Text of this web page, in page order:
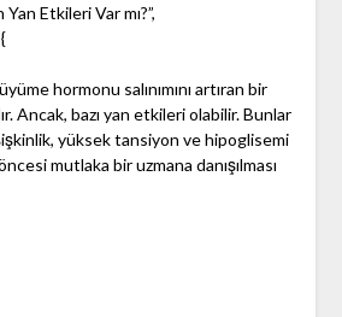
Yan Etkileri Var mı?”,
hormonu salınımını artıran bir
Ancak, bazı yan etkileri olabilir. Bunlar
şişkinlik, yüksek tansiyon ve hipoglisemi
mutlaka bir uzmana danışılması